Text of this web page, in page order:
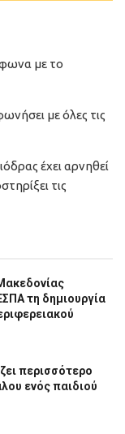
με το
με όλες τις
έχει αρνηθεί
τις
τη δημιουργία
περισσότερο
ενός παιδιού